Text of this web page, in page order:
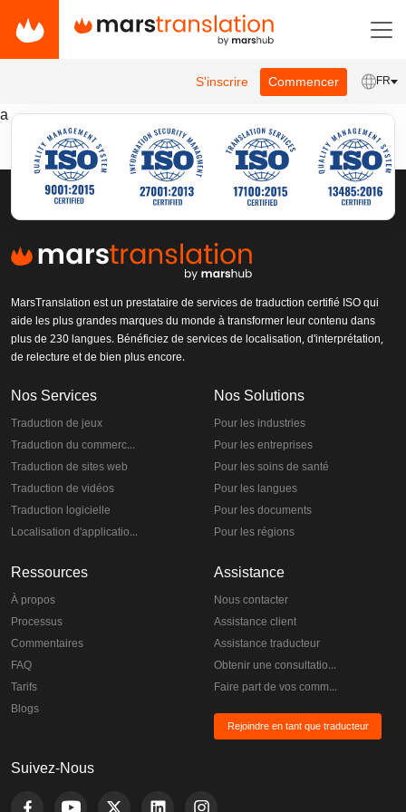
S'inscrire Commencer FR
a
MarsTranslation est un prestataire de services de traduction certifié ISO qui
aide les plus grandes marques du monde à transformer leur contenu dans
plus de 230 langues. Bénéficiez de services de localisation, d'interprétation,
de relecture et de bien plus encore.
Nos Services
Traduction de jeux
Traduction du commerce électronique
Traduction de sites web
Traduction de vidéos
Traduction logicielle
Localisation d'applications
Nos Solutions
Pour les industries
Pour les entreprises
Pour les soins de santé
Pour les langues
Pour les documents
Pour les régions
Ressources
À propos
Processus
Commentaires
FAQ
Tarifs
Blogs
Assistance
Nous contacter
Assistance client
Assistance traducteur
Obtenir une consultation gratuite
Faire part de vos commentaires
Rejoindre en tant que traducteur
Suivez-Nous